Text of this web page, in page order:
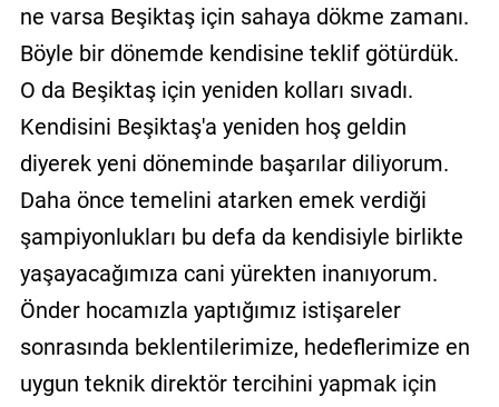
ne varsa Beşiktaş için sahaya dökme zamanı.
Böyle bir dönemde kendisine teklif götürdük.
O da Beşiktaş için yeniden kolları sıvadı.
Kendisini Beşiktaş'a yeniden hoş geldin
diyerek yeni döneminde başarılar diliyorum.
Daha önce temelini atarken emek verdiği
şampiyonlukları bu defa da kendisiyle birlikte
yaşayacağımıza cani yürekten inanıyorum.
Önder hocamızla yaptığımız istişareler
sonrasında beklentilerimize, hedeflerimize en
uygun teknik direktör tercihini yapmak için